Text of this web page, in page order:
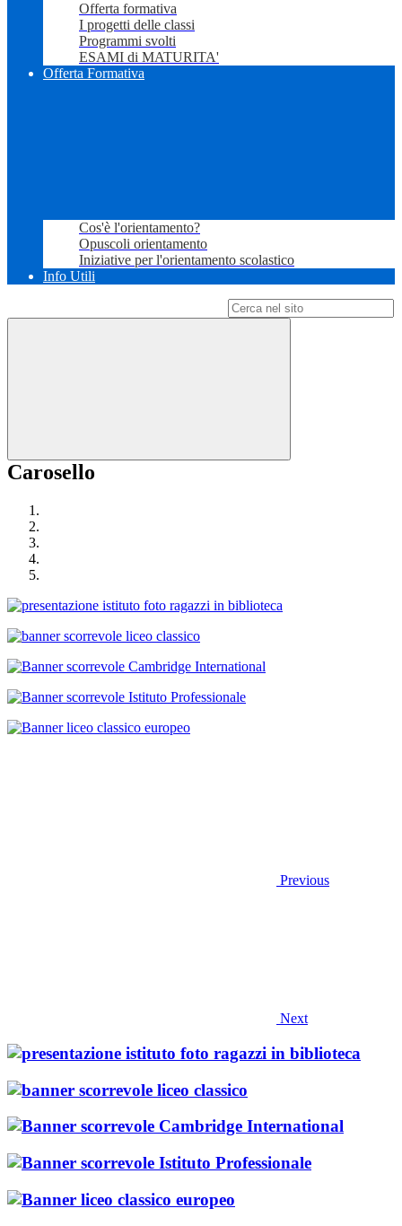
Offerta formativa
I progetti delle classi
Programmi svolti
ESAMI di MATURITA'
Offerta Formativa
Cos'è l'orientamento?
Opuscoli orientamento
Iniziative per l'orientamento scolastico
Info Utili
Carosello
Previous
Next